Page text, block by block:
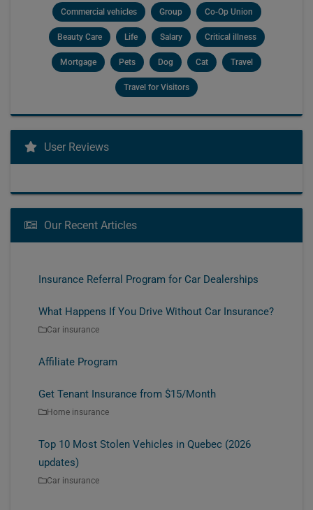
Commercial vehicles Group Co-Op Union
Beauty Care Life Salary Critical illness
Mortgage Pets Dog Cat Travel
Travel for Visitors
User Reviews
Our Recent Articles
Insurance Referral Program for Car Dealerships
What Happens If You Drive Without Car Insurance?
Car insurance
Affiliate Program
Get Tenant Insurance from $15/Month
Home insurance
Top 10 Most Stolen Vehicles in Quebec (2026
updates)
Car insurance